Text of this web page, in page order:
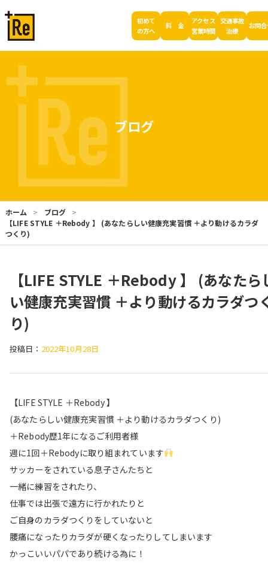
初めて
の方へ
料 金
アクセス
営業時間
交通事故
治療
お問
ブログ
ホーム
ブログ
【LIFE STYLE ＋Rebody 】 (あなたらしい健康充実習慣 ＋より動けるカラダ
つくり)
【LIFE STYLE ＋Rebody 】 (あなたら
い健康充実習慣 ＋より動けるカラダつ
り)
投稿日： 2022年10月28日
【LIFE STYLE ＋Rebody 】
(あなたらしい健康充実習慣 ＋より動けるカラダつくり)
＋Rebody歴1年になるご利用者様
週に1回＋Rebodyに取り組まれています
サッカーをされている息子さんたちと
一緒に練習をされたり、
仕事では出張で遠方に行かれたりと
ご自身のカラダつくりをしていないと
腰痛になったりカラダが硬くなったりしてしまいます
かっこいいパパであり続ける為に！